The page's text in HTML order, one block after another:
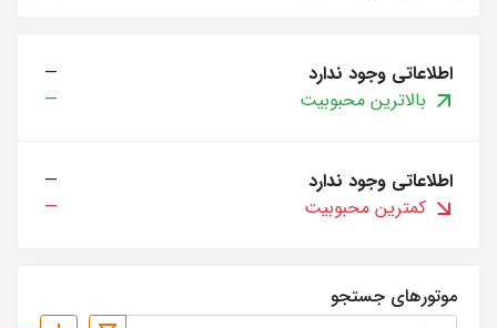
اطلاعاتی وجود ندارد
—
بالاترین محبوبیت
—
اطلاعاتی وجود ندارد
—
کمترین محبوبیت
—
موتورهای جستجو